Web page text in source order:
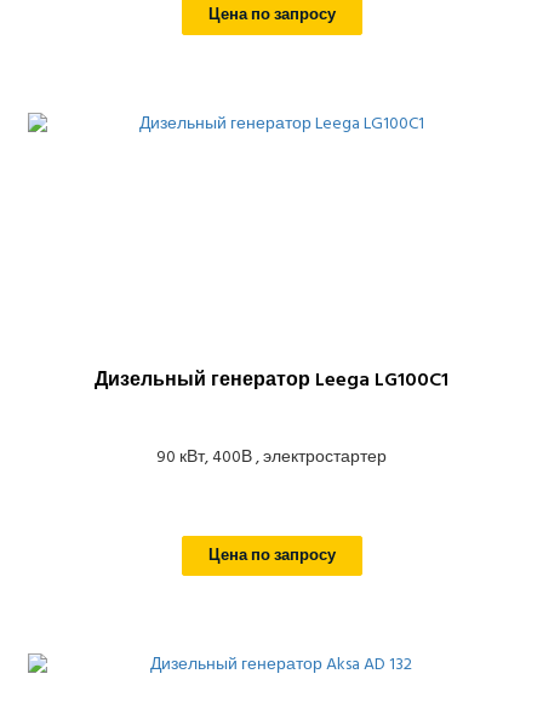
Цена по запросу
Дизельный генератор Leega LG100C1
90 кВт, 400В , электростартер
Цена по запросу